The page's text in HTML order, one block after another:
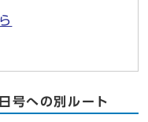
号への別ルート